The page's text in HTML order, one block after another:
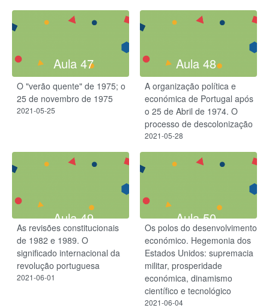
Aula 47
O "verão quente" de 1975; o
25 de novembro de 1975
2021-05-25
Aula 48
A organização política e
económica de Portugal após
o 25 de Abril de 1974. O
processo de descolonização
2021-05-28
Aula 49
As revisões constitucionais
de 1982 e 1989. O
significado internacional da
revolução portuguesa
2021-06-01
Aula 50
Os polos do desenvolvimento
económico. Hegemonia dos
Estados Unidos: supremacia
militar, prosperidade
económica, dinamismo
científico e tecnológico
2021-06-04